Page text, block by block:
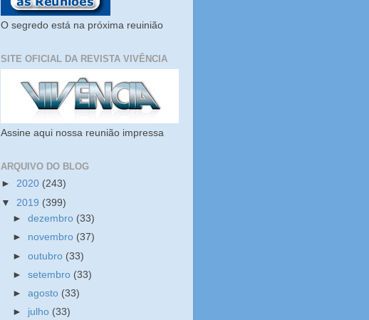
O segredo está na próxima reuinião
SITE OFICIAL DA REVISTA VIVÊNCIA
Assine aqui nossa reunião impressa
ARQUIVO DO BLOG
► 2020 (243)
▼ 2019 (399)
►dezembro (33)
► novembro (37)
►outubro (33)
►setembro (33)
►agosto (33)
► julho (33)